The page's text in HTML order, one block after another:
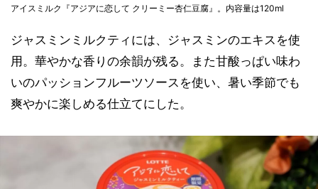
アイスミルク『アジアに恋して クリーミー杏仁豆腐』。内容量は120ml
ジャスミンミルクティには、ジャスミンのエキスを使
用。華やかな香りの余韻が残る。また甘酸っぱい味わ
いのパッションフルーツソースを使い、暑い季節でも
爽やかに楽しめる仕立てにした。